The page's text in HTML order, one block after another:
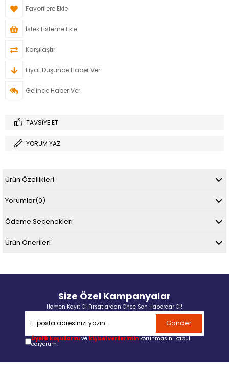
Favorilere Ekle
İstek Listeme Ekle
Karşılaştır
Fiyat Düşünce Haber Ver
Gelince Haber Ver
TAVSIYE ET
YORUM YAZ
Ürün Özellikleri
Yorumlar(0)
Ödeme Seçenekleri
Ürün Önerileri
Size Özel Kampanyalar
Hemen Kayıt Ol Fırsatlardan Önce Sen Haberdar Ol!
Gönder
Üyelik koşullarını ve kişisel verilerimin korunmasını kabul
ediyorum.